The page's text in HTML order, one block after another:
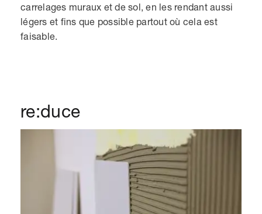
carrelages muraux et de sol, en les rendant aussi
légers et fins que possible partout où cela est
faisable.
re:duce